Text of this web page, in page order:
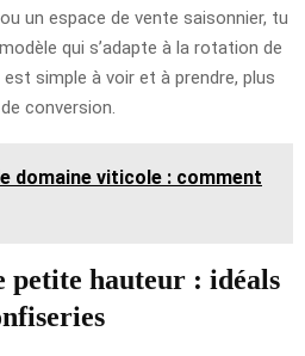
un espace de vente saisonnier, tu
qui s’adapte à la rotation de
simple à voir et à prendre, plus
conversion.
domaine viticole : comment
petite hauteur : idéals